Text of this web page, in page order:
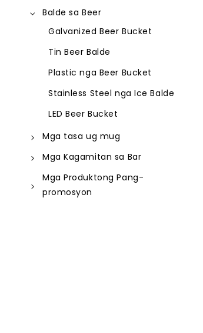
Balde sa Beer
Galvanized Beer Bucket
Tin Beer Balde
Plastic nga Beer Bucket
Stainless Steel nga Ice Balde
LED Beer Bucket
Mga tasa ug mug
Mga tasa sa aluminyo
Stainless Steel Cup
Stainless Steel Mug
Mga Kagamitan sa Bar
Pagbukas sa Botelya
Cocktail Shaker
Mga Produktong Pang-
promosyon